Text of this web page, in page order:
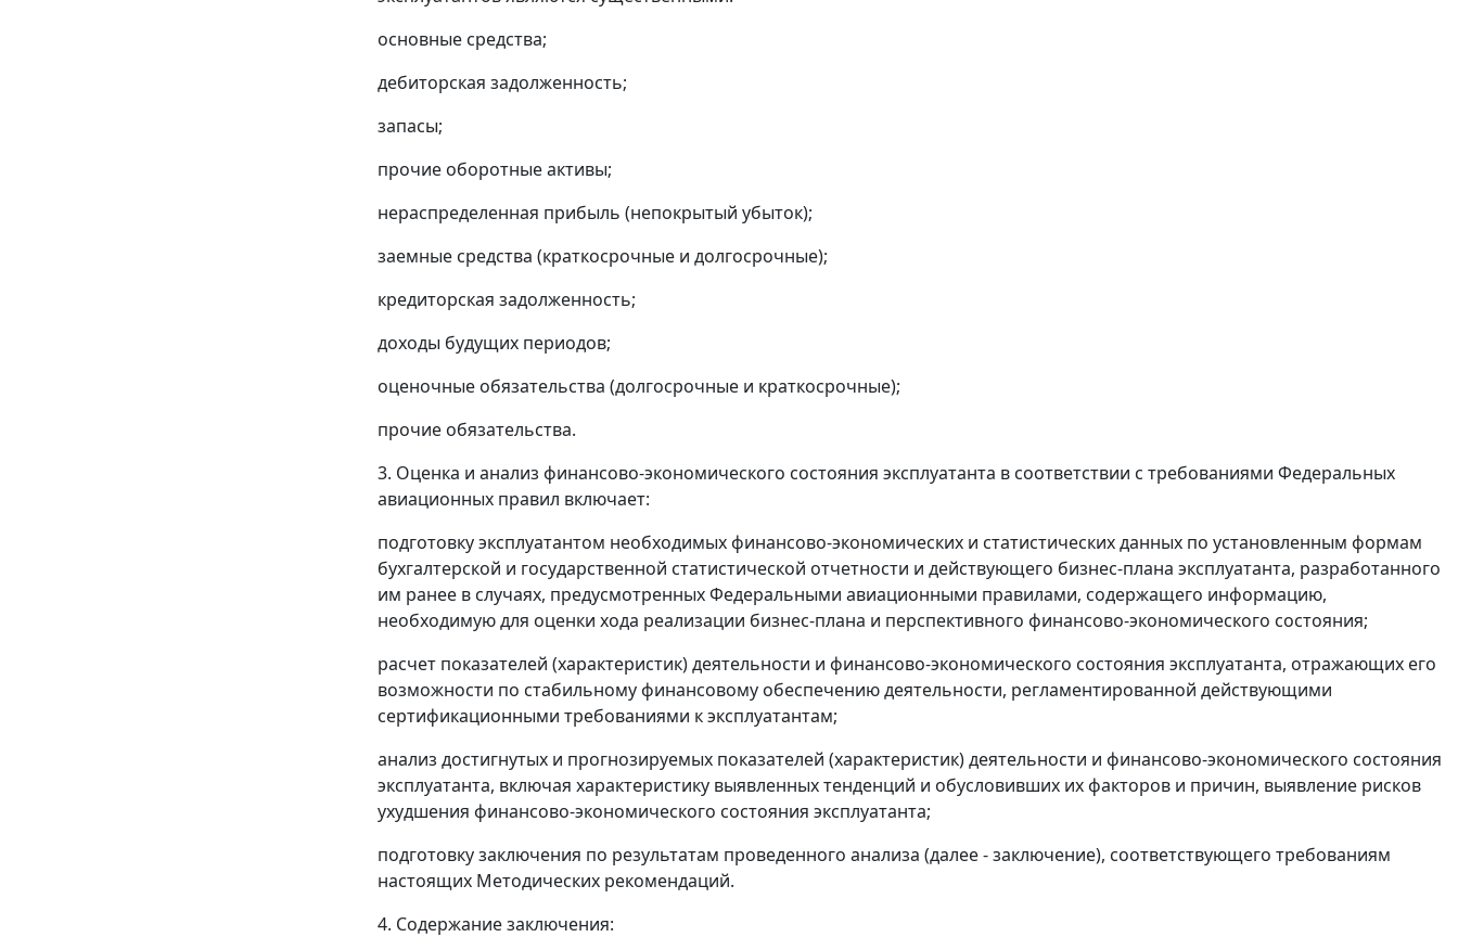
основные средства;
дебиторская задолженность;
запасы;
прочие оборотные активы;
нераспределенная прибыль (непокрытый убыток);
заемные средства (краткосрочные и долгосрочные);
кредиторская задолженность;
доходы будущих периодов;
оценочные обязательства (долгосрочные и краткосрочные);
прочие обязательства.
3. Оценка и анализ финансово-экономического состояния эксплуатанта в соответствии с требованиями Федеральных
авиационных правил включает:
подготовку эксплуатантом необходимых финансово-экономических и статистических данных по установленным формам
бухгалтерской и государственной статистической отчетности и действующего бизнес-плана эксплуатанта, разработанного
им ранее в случаях, предусмотренных Федеральными авиационными правилами, содержащего информацию,
необходимую для оценки хода реализации бизнес-плана и перспективного финансово-экономического состояния;
расчет показателей (характеристик) деятельности и финансово-экономического состояния эксплуатанта, отражающих его
возможности по стабильному финансовому обеспечению деятельности, регламентированной действующими
сертификационными требованиями к эксплуатантам;
анализ достигнутых и прогнозируемых показателей (характеристик) деятельности и финансово-экономического состояния
эксплуатанта, включая характеристику выявленных тенденций и обусловивших их факторов и причин, выявление рисков
ухудшения финансово-экономического состояния эксплуатанта;
подготовку заключения по результатам проведенного анализа (далее - заключение), соответствующего требованиям
настоящих Методических рекомендаций.
4. Содержание заключения: